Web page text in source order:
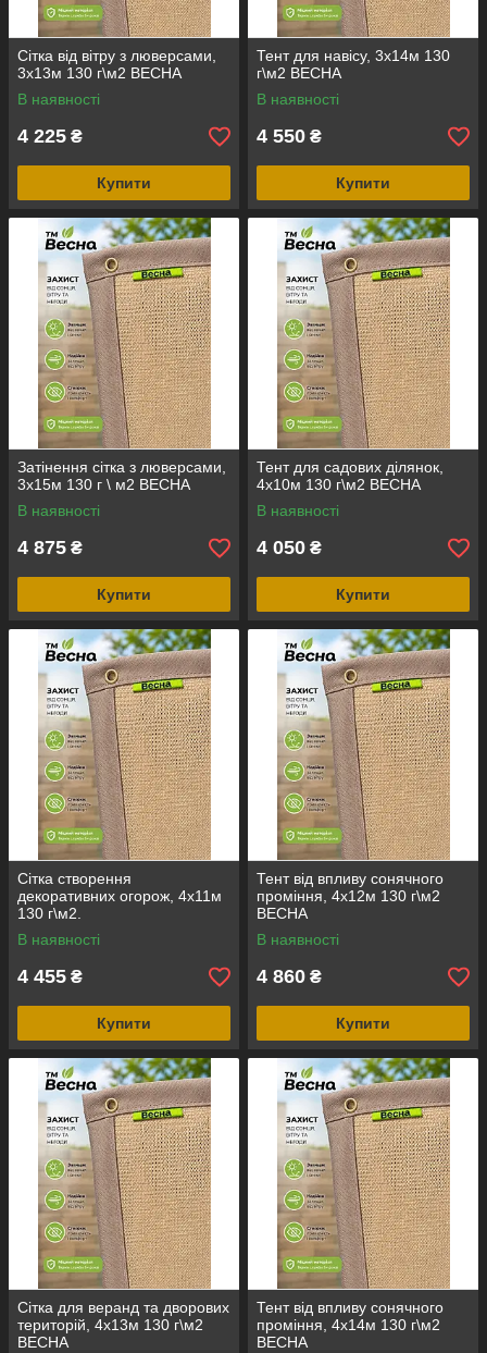
Сітка від вітру з люверсами,
3х13м 130 г\м2 ВЕСНА
В наявності
4 225 ₴
Купити
Тент для навісу, 3х14м 130
г\м2 ВЕСНА
В наявності
4 550 ₴
Купити
Затінення сітка з люверсами,
3х15м 130 г \ м2 ВЕСНА
В наявності
4 875 ₴
Купити
Тент для садових ділянок,
4х10м 130 г\м2 ВЕСНА
В наявності
4 050 ₴
Купити
Сітка створення
декоративних огорож, 4х11м
130 г\м2.
В наявності
4 455 ₴
Купити
Тент від впливу сонячного
проміння, 4х12м 130 г\м2
ВЕСНА
В наявності
4 860 ₴
Купити
Сітка для веранд та дворових
територій, 4х13м 130 г\м2
ВЕСНА
Тент від впливу сонячного
проміння, 4х14м 130 г\м2
ВЕСНА